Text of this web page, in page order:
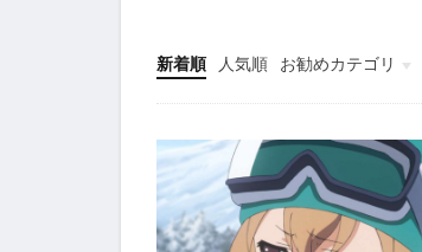
新着順 人気順
お勧めカテゴリ
未分類